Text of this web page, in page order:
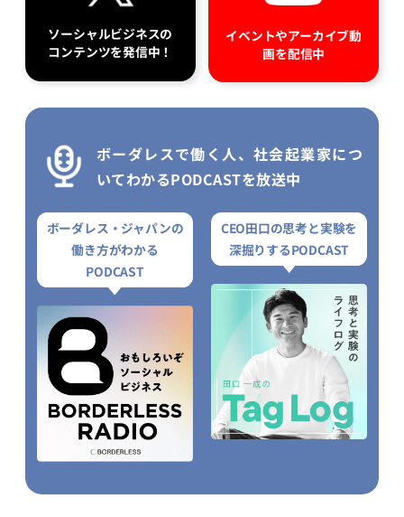
ソーシャルビジネスの
コンテンツを発信中！
イベントやアーカイブ動
画を配信中
ボーダレスで働く人、社会起業家につ
いてわかるPODCASTを放送中
ボーダレス・ジャパンの
働き方がわかる
PODCAST
CEO田口の思考と実験を
深掘りするPODCAST